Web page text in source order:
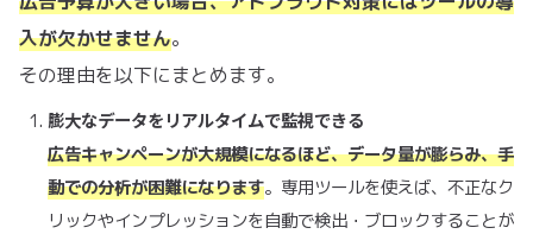
入が欠かせません。
その理由を以下にまとめます。
膨大なデータをリアルタイムで監視できる
広告キャンペーンが大規模になるほど、データ量が膨らみ、手
動での分析が困難になります。専用ツールを使えば、不正なク
リックやインプレッションを自動で検出・ブロックすることが